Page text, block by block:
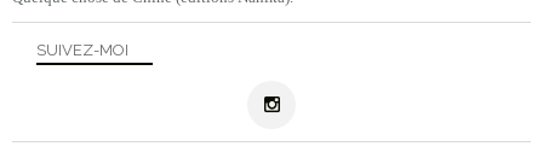
SUIVEZ-MOI